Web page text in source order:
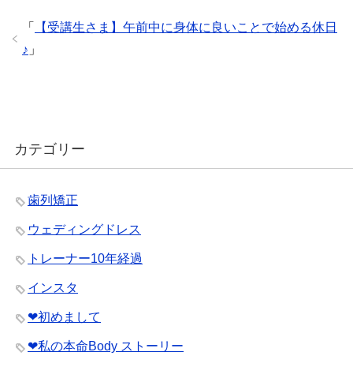
「
【受講生さま】午前中に身体に良いことで始める休日
♪ 」
カテゴリー
歯列矯正
ウェディングドレス
トレーナー10年経過
インスタ
❤︎初めまして
❤︎私の本命Body ストーリー